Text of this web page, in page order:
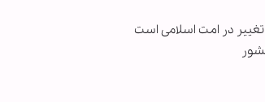
در امت اسلامی است